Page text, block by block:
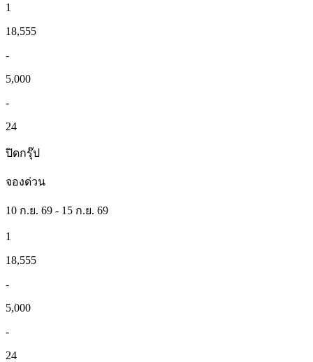
1
18,555
-
5,000
-
24
ปิดกรุ๊ป
จองด่วน
10 ก.ย. 69 - 15 ก.ย. 69
1
18,555
-
5,000
-
24